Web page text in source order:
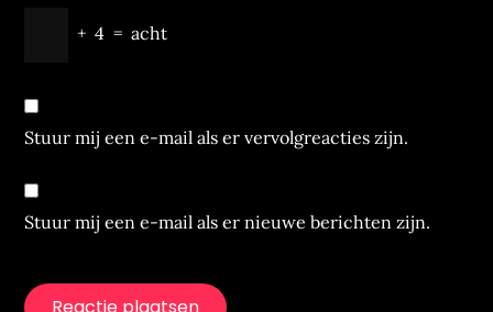
+ 4 = acht
Stuur mij een e-mail als er vervolgreacties zijn.
Stuur mij een e-mail als er nieuwe berichten zijn.